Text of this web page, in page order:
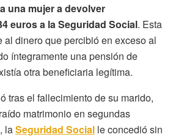
una mujer a devolver
euros a la Seguridad Social. Esta
al dinero que percibió en exceso al
íntegramente una pensión de
otra beneficiaria legítima.
tras el fallecimiento de su marido,
matrimonio en segundas
laSeguridad Social le concedió sin